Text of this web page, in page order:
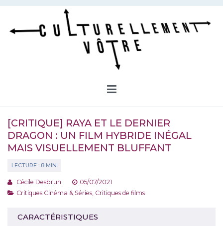
Aller
contenu
[CRITIQUE] RAYA ET LE DERNIER
DRAGON : UN FILM HYBRIDE INÉGAL
MAIS VISUELLEMENT BLUFFANT
Cécile Desbrun
05/07/2021
Critiques Cinéma & Séries Critiques de films
CARACTÉRISTIQUES